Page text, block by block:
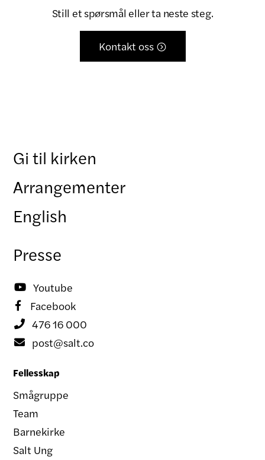
Still et spørsmål eller ta neste steg.
Kontakt oss 
Gi til kirken
Arrangementer
English
Presse
 Youtube
 Facebook
 476 16 000
 post@salt.co
Fellesskap
Smågruppe
Team
Barnekirke
Salt Ung